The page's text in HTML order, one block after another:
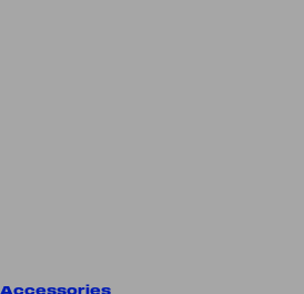
Accessories